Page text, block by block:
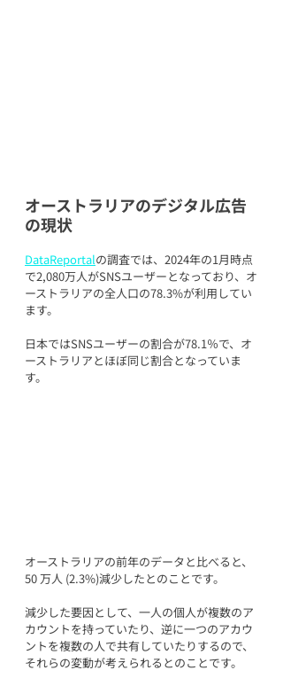
オーストラリアのデジタル広告
の現状
DataReportalの調査では、2024年の1月時点
で2,080万人がSNSユーザーとなっており、オ
ーストラリアの全人口の78.3%が利用してい
ます。
日本ではSNSユーザーの割合が78.1％で、オ
ーストラリアとほぼ同じ割合となっていま
す。
オーストラリアの前年のデータと比べると、
50 万人 (2.3%)減少したとのことです。
減少した要因として、一人の個人が複数のア
カウントを持っていたり、逆に一つのアカウ
ントを複数の人で共有していたりするので、
それらの変動が考えられるとのことです。